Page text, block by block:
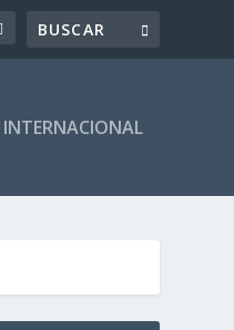
INTERNACIONAL